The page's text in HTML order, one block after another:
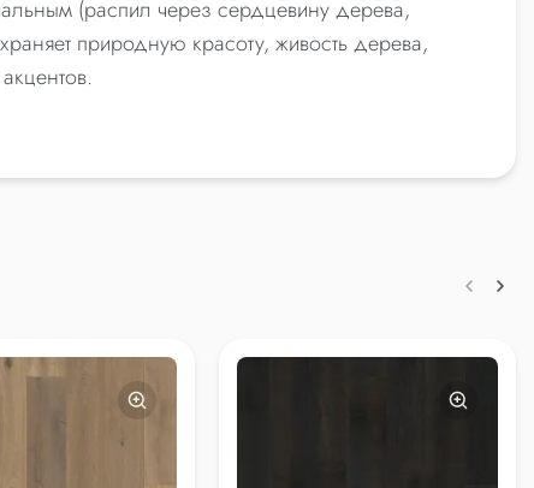
(распил через сердцевину дерева,
природную красоту, живость дерева,